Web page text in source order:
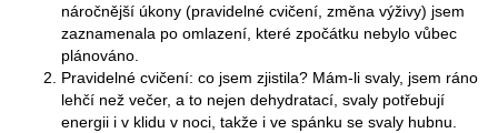
náročnější úkony (pravidelné cvičení, změna výživy) jsem
zaznamenala po omlazení, které zpočátku nebylo vůbec
plánováno.
Pravidelné cvičení: co jsem zjistila? Mám-li svaly, jsem ráno
lehčí než večer, a to nejen dehydratací, svaly potřebují
energii i v klidu v noci, takže i ve spánku se svaly hubnu.